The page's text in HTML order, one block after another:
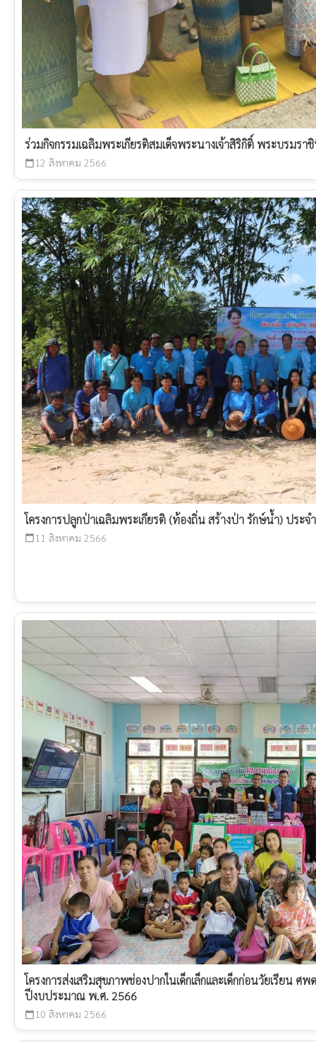
ร่วมกิจกรรมเฉลิมพระเกียรติสมเด็จพระนางเจ้าสิริกิติ์ พระบรม
calendar_today 12 สิงหาคม 2566
โครงการปลูกป่าเฉลิมพระเกียรติ (ท้องถิ่น สร้างป่า รักษ์น้ำ) ประ
calendar_today 11 สิงหาคม 2566
โครงการส่งเสริมสุขภาพช่องปากในเด็กเล็กและเด็กก่อนวัยเรียน ศ
ปีงบประมาณ พ.ศ. 2566
calendar_today 10 สิงหาคม 2566